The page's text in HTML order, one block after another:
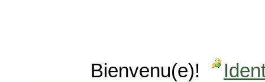
Bienvenu(e)!